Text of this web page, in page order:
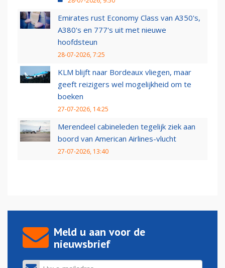
Emirates rust Economy Class van A350's,
A380's en 777's uit met nieuwe
hoofdsteun
28-07-2026, 7:25
KLM blijft naar Bordeaux vliegen, maar
geeft reizigers wel mogelijkheid om te
boeken
27-07-2026, 14:25
Merendeel cabineleden tegelijk ziek aan
boord van American Airlines-vlucht
27-07-2026, 13:40
Meld u aan voor de
nieuwsbrief